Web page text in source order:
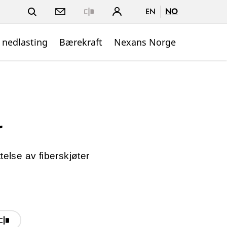
EN NO
Bærekraft Nexans Norge
av fiberskjøter